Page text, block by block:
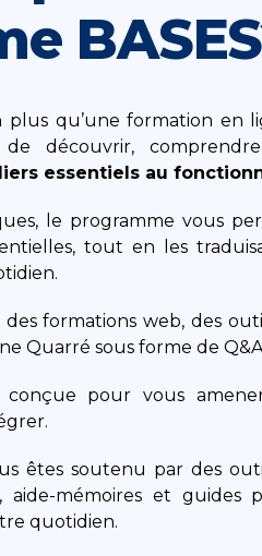
plus qu’une formation en
découvrir,
essentiels au
le programme vous
tout en les
des formations web, des
Quarré sous forme de
pour vous
êtes soutenu par des
aide-mémoires et guides
quotidien.